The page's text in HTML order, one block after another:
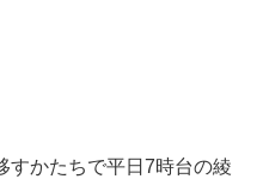
かたちで平日7時台の綾